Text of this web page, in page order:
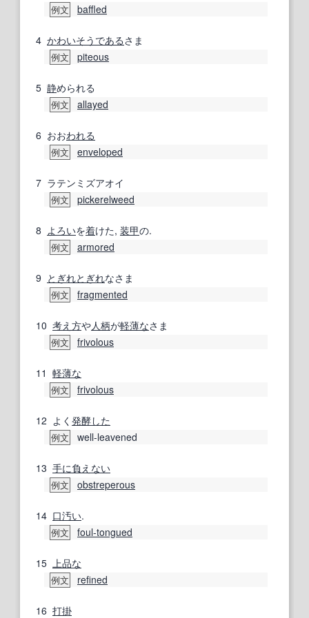
例文 baffled
4 かわいそう であるさま
例文 piteous
5 静められる
例文 allayed
6 おおわれる
例文 enveloped
7 ラテンミズアオイ
例文 pickerelweed
8 よろいを着けた, 装甲の.
例文 armored
9 とぎれとぎれなさま
例文 fragmented
10 考え方や人柄が軽薄なさま
例文 frivolous
11 軽薄な
例文 frivolous
12 よく 発酵した
例文 well-leavened
13 手に負えない
例文 obstreperous
14 口汚い.
例文 foul‐tongued
15 上品な
例文 refined
16 打掛